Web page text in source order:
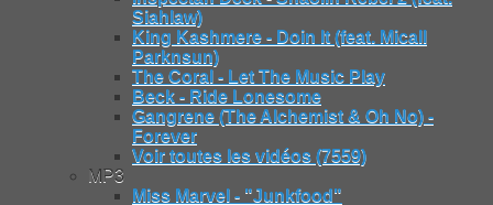
Siahlaw)
King Kashmere - Doin It (feat. Micall
Parknsun)
The Coral - Let The Music Play
Beck - Ride Lonesome
Gangrene (The Alchemist & Oh No) -
Forever
Voir toutes les vidéos (7559)
MP3
Miss Marvel - "Junkfood"